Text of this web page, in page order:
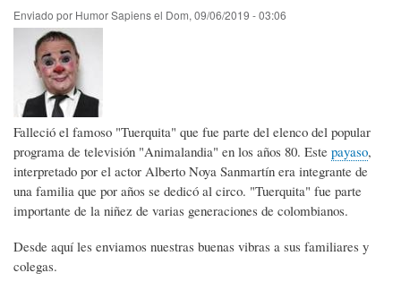
Enviado por Humor Sapiensel Dom, 09/06/2019 - 03:06
Falleció el famoso "Tuerquita" que fue parte del elenco del popular
programa de televisión "Animalandia" en los años 80. Este payaso,
interpretado por el actor Alberto Noya Sanmartín era integrante de
una familia que por años se dedicó al circo. "Tuerquita" fue parte
importante de la niñez de varias generaciones de colombianos.
Desde aquí les enviamos nuestras buenas vibras a sus familiares y
colegas.